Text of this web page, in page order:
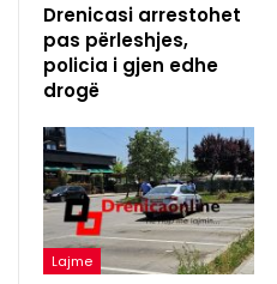
Drenicasi arrestohet
pas përleshjes,
policia i gjen edhe
drogë
Lajme